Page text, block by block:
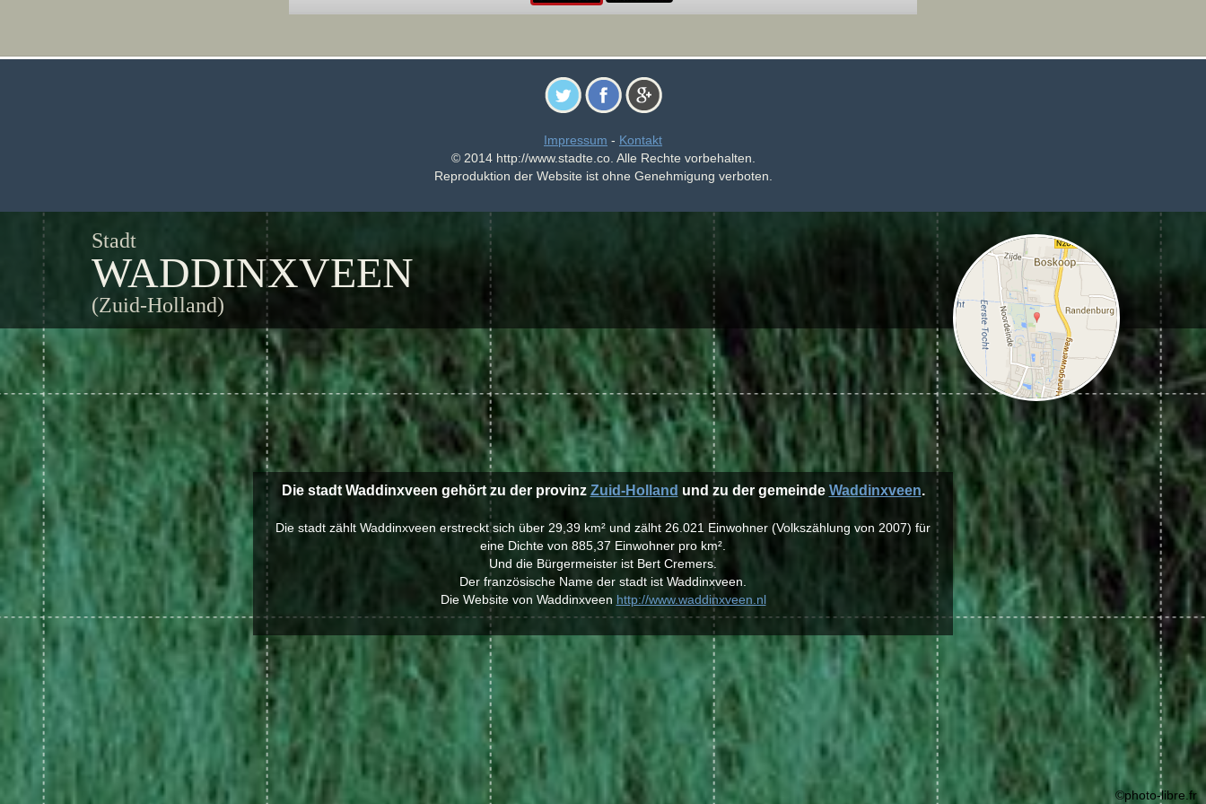
Impressum - Kontakt
© 2014 http://www.stadte.co. Alle Rechte vorbehalten.
Reproduktion der Website ist ohne Genehmigung verboten.
Stadt
WADDINXVEEN
(Zuid-Holland)
Die stadt Waddinxveen gehört zu der provinz Zuid-Holland und zu der gemeinde Waddinxveen.
Die stadt zählt Waddinxveen erstreckt sich über 29,39 km² und zälht 26.021 Einwohner (Volkszählung von 2007) für
eine Dichte von 885,37 Einwohner pro km².
Und die Bürgermeister ist Bert Cremers.
Der französische Name der stadt ist Waddinxveen.
Die Website von Waddinxveen http://www.waddinxveen.nl
©photo-libre.fr